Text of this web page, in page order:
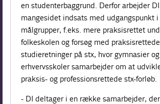
en studenterbaggrund. Derfor arbejder
mangesidet indsats med udgangspunkt
målgrupper, f.eks. mere praksisrettet
folkeskolen og forsøg med praksisrettede
studieretninger på stx, hvor gymnasier og
erhvervsskoler samarbejder om at
praksis- og professionsrettede stx-forløb.
- DI deltager i en række samarbejder,